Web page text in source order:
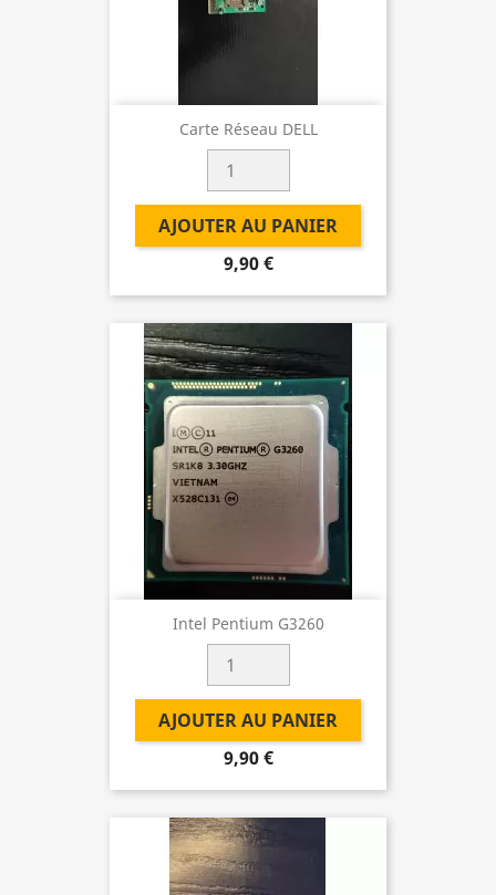
Carte Réseau DELL
AJOUTER AU PANIER
9,90 €
Intel Pentium G3260
AJOUTER AU PANIER
9,90 €